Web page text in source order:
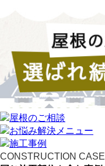
CONSTRUCTION CASE